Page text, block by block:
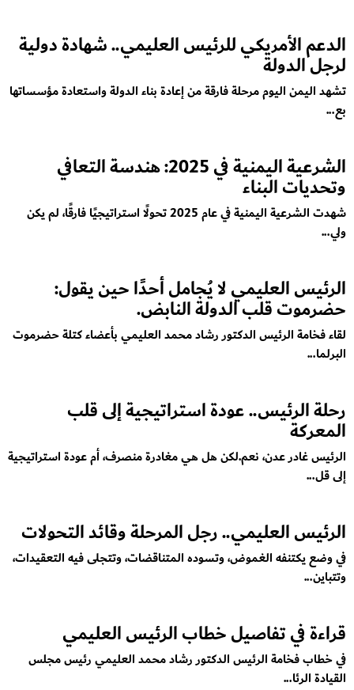
الدعم الأمريكي للرئيس العليمي.. شهادة دولية
لرجل الدولة
تشهد اليمن اليوم مرحلة فارقة من إعادة بناء الدولة واستعادة مؤسساتها
بع...
الشرعية اليمنية في 2025: هندسة التعافي
وتحديات البناء
شهدت الشرعية اليمنية في عام 2025 تحولًا استراتيجيًا فارقًا، لم يكن
ولي...
الرئيس العليمي لا يُجامل أحدًا حين يقول:
حضرموت قلب الدولة النابض.
لقاء فخامة الرئيس الدكتور رشاد محمد العليمي بأعضاء كتلة حضرموت
البرلما...
رحلة الرئيس.. عودة استراتيجية إلى قلب
المعركة
الرئيس غادر عدن، نعم.لكن هل هي مغادرة منصرف، أم عودة استراتيجية
إلى قل...
الرئيس العليمي.. رجل المرحلة وقائد التحولات
في وضع يكتنفه الغموض، وتسوده المتناقضات، وتتجلى فيه التعقيدات،
وتتباين...
قراءة في تفاصيل خطاب الرئيس العليمي
في خطاب فخامة الرئيس الدكتور رشاد محمد العليمي رئيس مجلس
القيادة الرئا...